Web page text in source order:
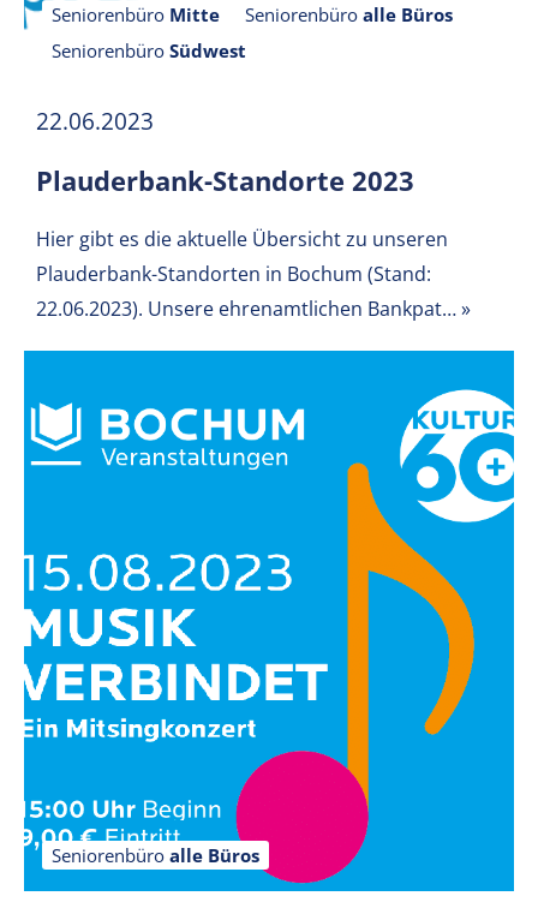
Seniorenbüro Mitte Seniorenbüro alle Büros
Seniorenbüro Südwest
22.06.2023
Plauderbank-Standorte 2023
Hier gibt es die aktuelle Übersicht zu unseren
Plauderbank-Standorten in Bochum (Stand:
22.06.2023). Unsere ehrenamtlichen Bankpat…»
Seniorenbüro alle Büros